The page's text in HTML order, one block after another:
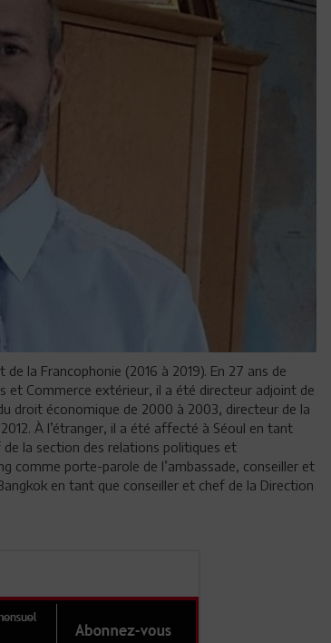
la Francophonie (2016 à 2019). En 27 ans de
et Commerce extérieur, il a été directeur adjoint de
droit économique de 2000 à 2003, directeur de la
À l’étranger, il a été affecté à Séoul en tant
la section des relations politiques et
comme porte-parole de l’ambassade, conseiller et
en tant que conseiller et chef de la Direction